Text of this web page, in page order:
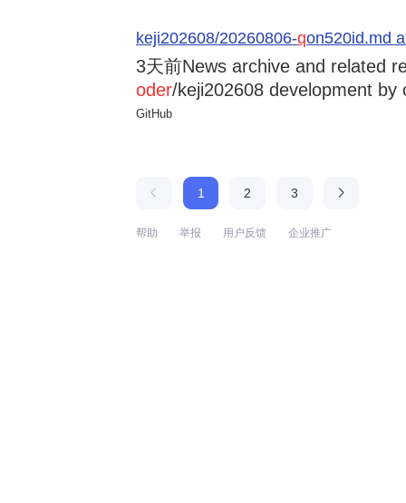
keji202608/20260806-qon520id.md
3天前News archive and related
oder/keji202608 development
GitHub
1 2 3
帮助 举报 用户反馈 企业推广